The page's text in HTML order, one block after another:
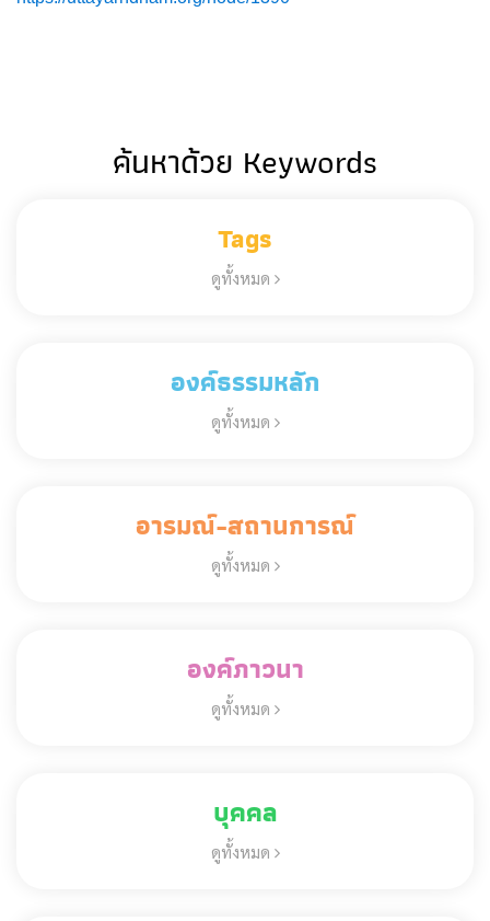
ค้นหาด้วย Keywords
Tags
ดูทั้งหมด
องค์ธรรมหลัก
ดูทั้งหมด
อารมณ์-สถานการณ์
ดูทั้งหมด
องค์ภาวนา
ดูทั้งหมด
บุคคล
ดูทั้งหมด